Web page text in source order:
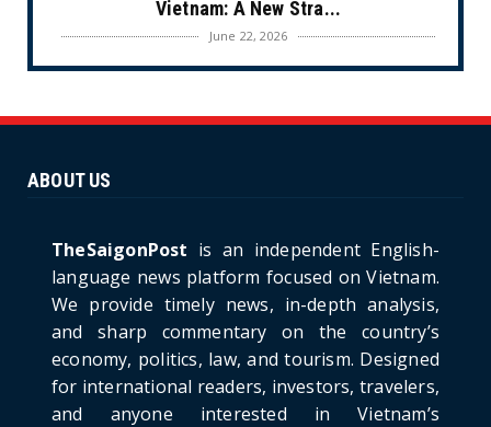
Vietnam: A New Stra...
June 22, 2026
CULTURE
Ninh Bride Re-enacts...
Project: An Analysi...
June 21, 2026
HOTNEWS
Detailed Analysis of the Cooling-off Period
Law in Timeshare...
June 21, 2026
HOTNEWS
ABOUT US
TheSaigonPost is an independent English-
language news platform focused on Vietnam.
We provide timely news, in-depth analysis,
and sharp commentary on the country’s
economy, politics, law, and tourism. Designed
for international readers, investors, travelers,
and anyone interested in Vietnam’s